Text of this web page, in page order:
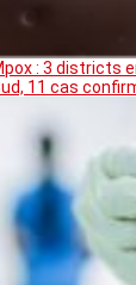
: 3 districts
11 cas